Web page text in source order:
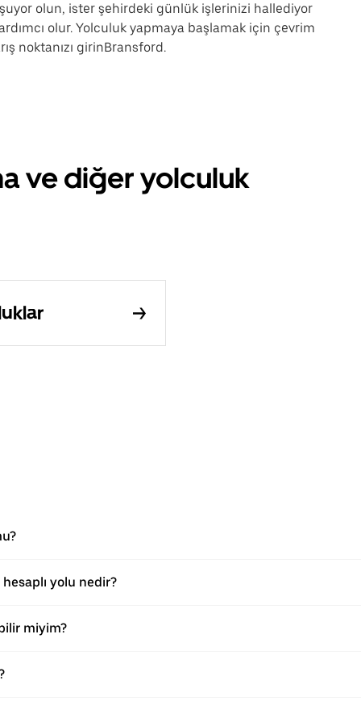
olun, ister şehirdeki günlük işlerinizi hallediyor
olur. Yolculuk yapmaya başlamak için çevrim
noktanızı girinBransford.
ve diğer yolculuk
yolu nedir?
miyim?